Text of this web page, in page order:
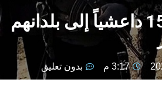
تركيا ترحل 150 داعشياً إلى بلدانهم
3:17 م بدون تعليق